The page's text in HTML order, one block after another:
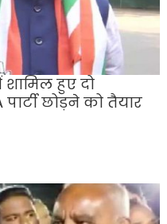
शामिल हुए दो
छोड़ने को तैयार